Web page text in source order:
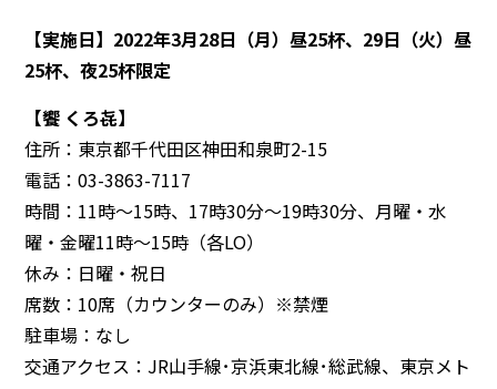
【実施日】2022年3月28日（月）昼25杯、29日（火）昼
25杯、夜25杯限定
【饗 くろ㐂】
住所：東京都千代田区神田和泉町2-15
電話：03-3863-7117
時間：11時～15時、17時30分～19時30分、月曜・水
曜・金曜11時～15時（各LO）
休み：日曜・祝日
席数：10席（カウンターのみ）※禁煙
駐車場：なし
交通アクセス：JR山手線･京浜東北線･総武線、東京メト